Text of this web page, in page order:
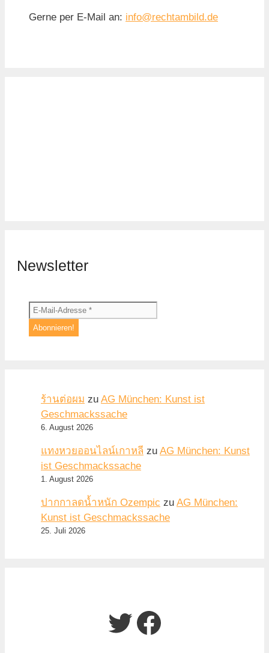
Gerne per E-Mail an: info@rechtambild.de
Newsletter
ร้านต่อผม zu AG München: Kunst ist
Geschmackssache
6. August 2026
แทงหวยออนไลน์เกาหลี zu AG München: Kunst
ist Geschmackssache
1. August 2026
ปากกาลดน้ำหนัก Ozempic zu AG München:
Kunst ist Geschmackssache
25. Juli 2026
Twitter
Facebook